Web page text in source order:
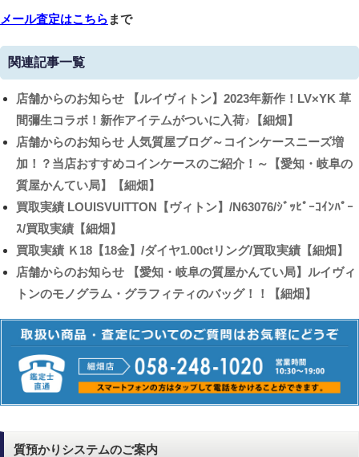
メール査定はこちら まで
関連記事一覧
店舗からのお知らせ 【ルイヴィトン】2023年新作！LV×YK 草
間彌生コラボ！新作アイテムがついに入荷♪【細畑】
店舗からのお知らせ 人気質屋ブログ～コインケースニーズ増
加！？当店おすすめコインケースのご紹介！～【愛知・岐阜の
質屋かんてい局】【細畑】
買取実績 LOUISVUITTON【ヴィトン】/N63076/ｼﾞｯﾋﾟｰｺｲﾝﾊﾟｰ
ｽ/買取実績【細畑】
買取実績 Ｋ18【18金】/ダイヤ1.00ctリング/買取実績【細畑】
店舗からのお知らせ 【愛知・岐阜の質屋かんてい局】ルイヴィ
トンのモノグラム・グラフィティのバッグ！！【細畑】
質預かりシステムのご案内